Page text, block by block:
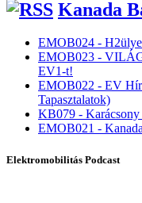
Kanada
EMOB024 -
EMOB023 -
EV1-t!
EMOB022 - EV
Tapasztalatok)
KB079 -
EMOB021 -
Elektromobilitás Podcast